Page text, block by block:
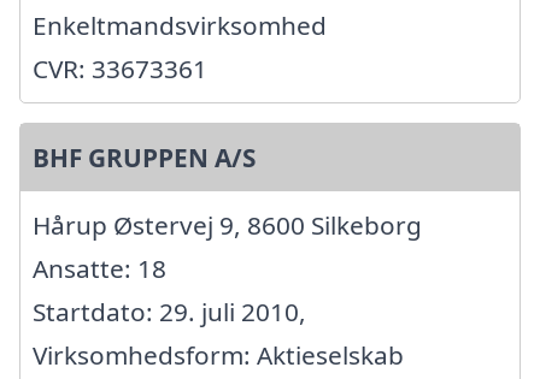
Enkeltmandsvirksomhed
CVR: 33673361
BHF GRUPPEN A/S
Hårup Østervej 9, 8600 Silkeborg
Ansatte: 18
Startdato: 29. juli 2010,
Virksomhedsform: Aktieselskab